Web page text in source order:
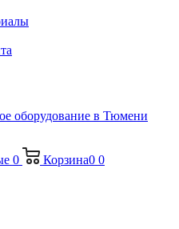
0 Корзина0 0